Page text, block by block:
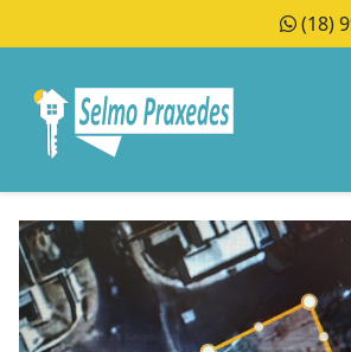
(18)